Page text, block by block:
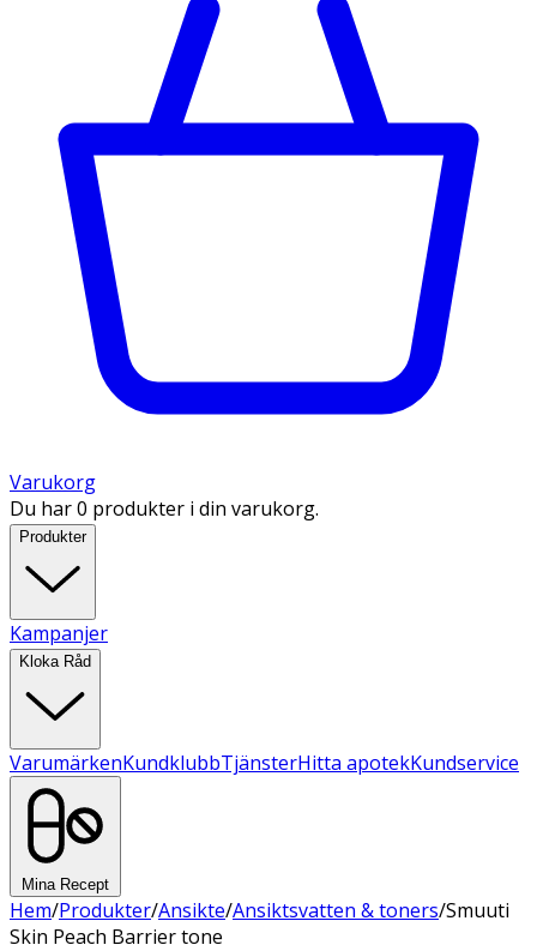
Varukorg
Du har 0 produkter i din varukorg.
Produkter
Kampanjer
Kloka Råd
VarumärkenKundklubbTjänsterHitta apotekKundservice
Mina Recept
Hem/Produkter/Ansikte/Ansiktsvatten & toners/Smuuti
Skin Peach Barrier tone